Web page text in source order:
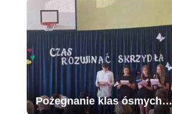
Pożegnanie klas ósmych…